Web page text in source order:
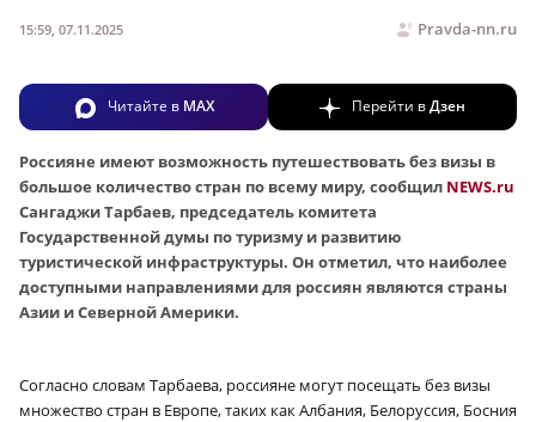
Pravda-nn.ru
15:59, 07.11.2025
Читайте в MAX Перейти вДзен
Россияне имеют возможность путешествовать без визы в
большое количество стран по всему миру, сообщил NEWS.ru
Сангаджи Тарбаев, председатель комитета
Государственной думы по туризму и развитию
туристической инфраструктуры. Он отметил, что наиболее
доступными направлениями для россиян являются страны
Азии и Северной Америки.
Согласно словам Тарбаева, россияне могут посещать без визы
множество стран в Европе, таких как Албания, Белоруссия, Босния